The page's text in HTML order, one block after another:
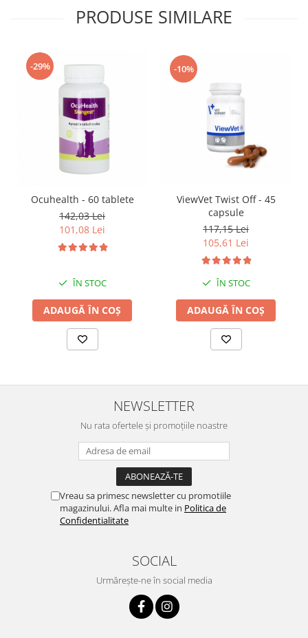
PRODUSE SIMILARE
-29%
Ocuhealth - 60 tablete
142,03 Lei
101,08 Lei
ÎN STOC
ADAUGĂ ÎN COȘ
-10%
ViewVet Twist Off - 45
capsule
117,15 Lei
105,61 Lei
ÎN STOC
ADAUGĂ ÎN COȘ
NEWSLETTER
Nu rata ofertele și promoțiile noastre
Vreau sa primesc newsletter cu promotiile
magazinului. Afla mai multe in Politica de
Confidentialitate
SOCIAL
Urmărește-ne în social media